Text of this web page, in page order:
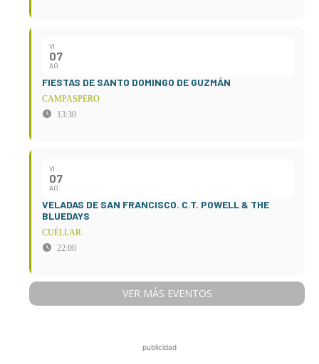
VI
07
AG
FIESTAS DE SANTO DOMINGO DE GUZMÁN
CAMPASPERO
13:30
VI
07
AG
VELADAS DE SAN FRANCISCO. C.T. POWELL & THE
BLUEDAYS
CUÉLLAR
22:00
VER MÁS EVENTOS
publicidad